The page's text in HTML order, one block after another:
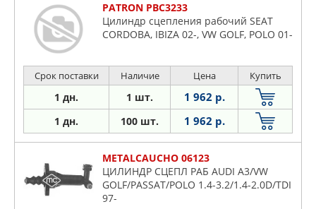
PATRON PBC3233
Цилиндр сцепления рабочий SEAT
CORDOBA, IBIZA 02-, VW GOLF, POLO 01-
Срок поставки Наличие Цена Купить
1 дн. 1 шт. 1 962 р.
1 дн. 100 шт. 1 962 р.
METALCAUCHO 06123
ЦИЛИНДР СЦЕПЛ РАБ AUDI A3/VW
GOLF/PASSAT/POLO 1.4-3.2/1.4-2.0D/TDI
97-